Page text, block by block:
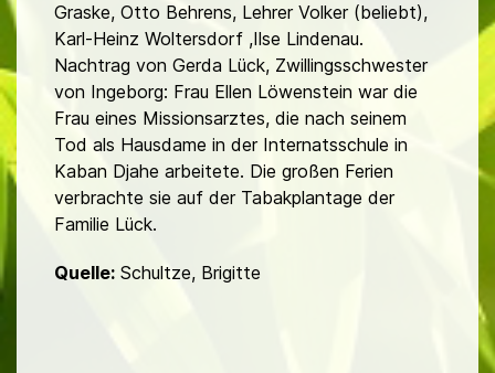
Graske, Otto Behrens, Lehrer Volker (beliebt),
Karl-Heinz Woltersdorf ,Ilse Lindenau.
Nachtrag von Gerda Lück, Zwillingsschwester
von Ingeborg: Frau Ellen Löwenstein war die
Frau eines Missionsarztes, die nach seinem
Tod als Haus­dame in der Internatsschule in
Kaban Djahe arbeitete. Die großen Ferien
verbrachte sie auf der Tabak­plantage der
Familie Lück.
Quelle: Schultze, Brigitte